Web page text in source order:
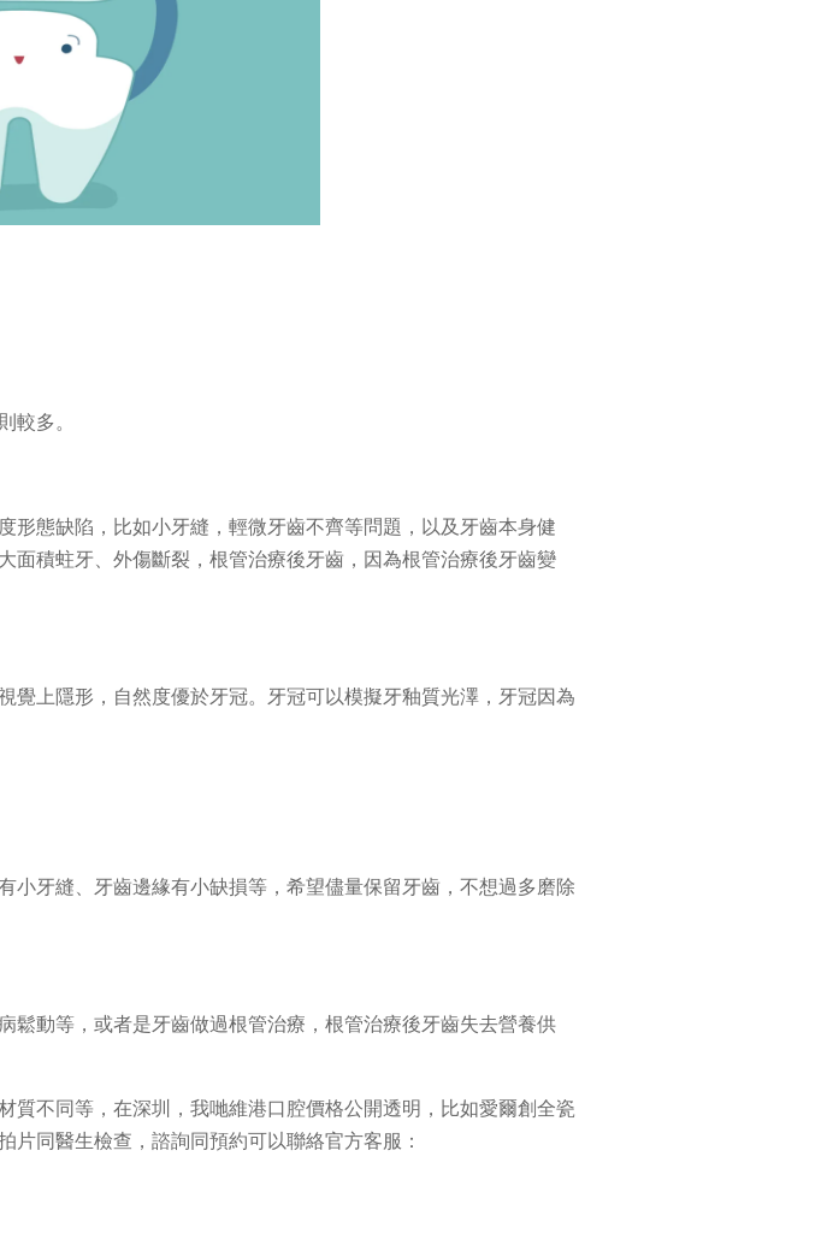
較多。
形態缺陷，比如小牙縫，輕微牙齒不齊等問題，以及牙齒本身健
面積蛀牙、外傷斷裂，根管治療後牙齒，因為根管治療後牙齒變
覺上隱形，自然度優於牙冠。牙冠可以模擬牙釉質光澤，牙冠因為
小牙縫、牙齒邊緣有小缺損等，希望儘量保留牙齒，不想過多磨除
鬆動等，或者是牙齒做過根管治療，根管治療後牙齒失去營養供
質不同等，在深圳，我哋維港口腔價格公開透明，比如愛爾創全瓷
片同醫生檢查，諮詢同預約可以聯絡官方客服：